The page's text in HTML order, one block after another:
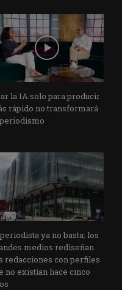
la IA solo para producir
rápido no transformará
ya no basta: los
medios rediseñan
redacciones con perfiles
no existían hace cinco